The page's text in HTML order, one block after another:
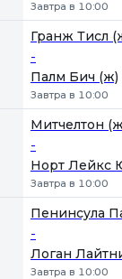
Завтра в 10:00
Гранж Тисл
-
Палм Бич (ж)
Завтра в 10:00
Митчелтон
-
Норт Лейкс
Завтра в 10:00
Пенинсула
-
Логан
Завтра в 10:00